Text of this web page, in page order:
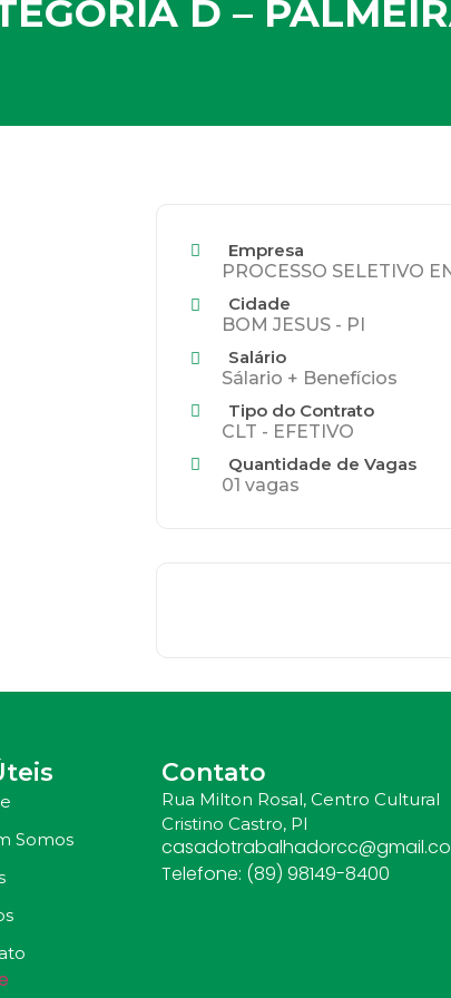
D –
Empresa
PROCESSO SELETIVO
Cidade
BOM JESUS - PI
Salário
Sálario + Benefícios
Tipo do Contrato
CLT - EFETIVO
Quantidade de Vagas
01 vagas
Somos
Contato
Rua Milton Rosal, Centro Cultural
Cristino Castro, PI
Telefone: (89) 98149-8400